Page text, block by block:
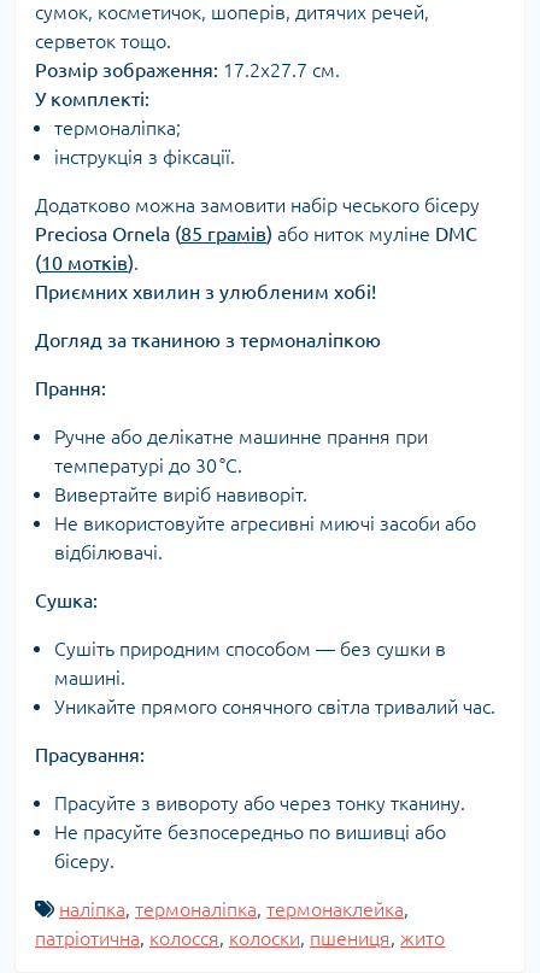
сумок, косметичок, шоперів, дитячих речей,
серветок тощо.
Розмір зображення: 17.2х27.7 см.
У комплекті:
термоналіпка;
інструкція з фіксації.
Додатково можна замовити набір чеського бісеру
Preciosa Ornela (85 грамів) або ниток муліне DMC
(10 мотків).
Приємних хвилин з улюбленим хобі!
Догляд за тканиною з термоналіпкою
Прання:
Ручне або делікатне машинне прання при
температурі до 30 °C.
Вивертайте виріб навиворіт.
Не використовуйте агресивні миючі засоби або
відбілювачі.
Сушка:
Сушіть природним способом — без сушки в
машині.
Уникайте прямого сонячного світла тривалий час.
Прасування:
Прасуйте з вивороту або через тонку тканину.
Не прасуйте безпосередньо по вишивці або
бісеру.
наліпка, термоналіпка, термонаклейка,
патріотична, колосся, колоски, пшениця, жито